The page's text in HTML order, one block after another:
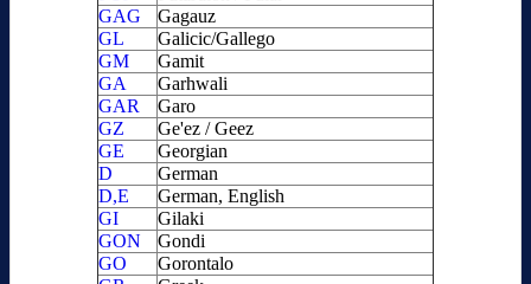
GAG
Gagauz
GL
Galicic/Gallego
GM
Gamit
GA
Garhwali
GAR
Garo
GZ
Ge'ez / Geez
GE
Georgian
D
German
D,E
German, English
GI
Gilaki
GON
Gondi
GO
Gorontalo